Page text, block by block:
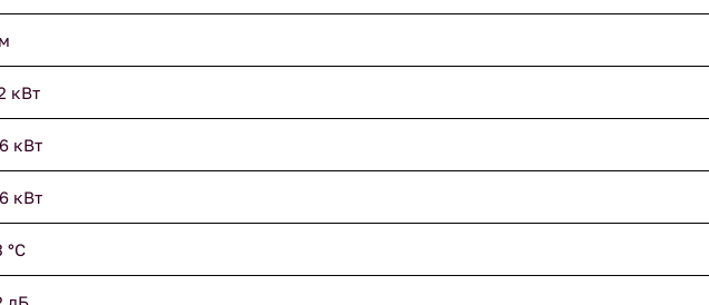
кВт
кВт
кВт
°С